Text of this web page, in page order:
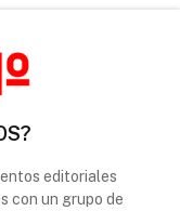
editoriales
con un grupo de